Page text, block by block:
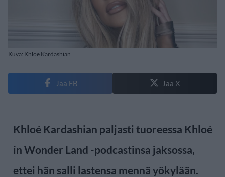
Kuva: Khloe Kardashian
Jaa FB Jaa X
Khloé Kardashian paljasti tuoreessa Khloé
in Wonder Land -podcastinsa jaksossa,
ettei hän salli lastensa mennä yökylään.